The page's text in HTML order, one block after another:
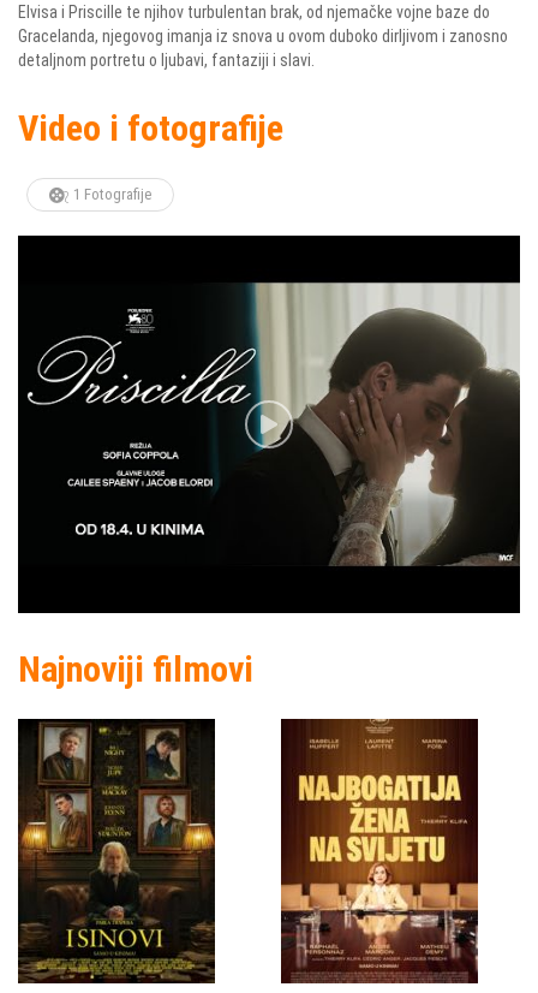
Elvisa i Priscille te njihov turbulentan brak, od njemačke vojne baze do
Gracelanda, njegovog imanja iz snova u ovom duboko dirljivom i zanosno
detaljnom portretu o ljubavi, fantaziji i slavi.
Video i fotografije
1 Fotografije
Najnoviji filmovi